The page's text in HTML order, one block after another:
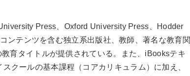
Press、Oxford University Press、Hodder
ンテンツを含む独立系出版社、教師、著名な教育関
育タイトルが提供されている。また、iBooksテキ
クールの基本課程（コアカリキュラム）に加え、